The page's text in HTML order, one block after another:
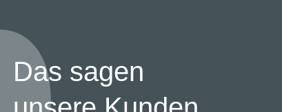
Das sagen